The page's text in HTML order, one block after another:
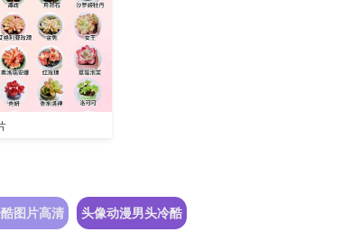
图片高清 头像动漫男头冷酷